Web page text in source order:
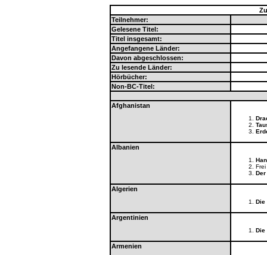
Teilnehmer:
Gelesene Titel:
Titel insgesamt:
Angefangene Länder:
Davon abgeschlossen:
Zu lesende Länder:
Hörbücher:
Non-BC-Titel:
Afghanistan
Albanien
Frei
Algerien
Die
Argentinien
Die
Armenien